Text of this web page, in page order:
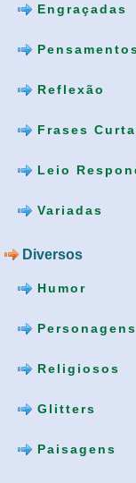
Engraçadas
Reflexão
Frases
Leio
Variadas
Diversos
Humor
Personagens
Religiosos
Glitters
Paisagens